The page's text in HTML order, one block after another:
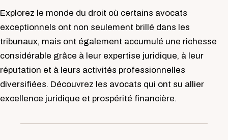
Explorez le monde du droit où certains avocats
exceptionnels ont non seulement brillé dans les
tribunaux, mais ont également accumulé une richesse
considérable grâce à leur expertise juridique, à leur
réputation et à leurs activités professionnelles
diversifiées. Découvrez les avocats qui ont su allier
excellence juridique et prospérité financière.